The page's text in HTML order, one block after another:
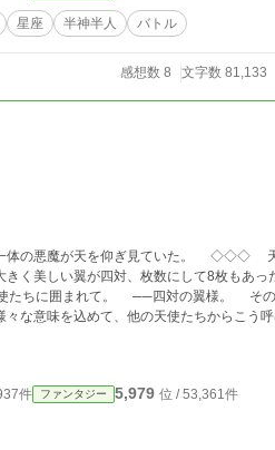
星座 半神半人 バトル
感想数 8 文字数 81,133
◇◇◇ 天界に一体の天使が生まれた。 子どもの容
きく美しい翼が四対、枚数にして8枚もあ
使たちに囲まれて。 ──四対の翼様。 そ
々な意味を込めて、他の天使たちからこ
件 ファンタジー 5,979 位 / 53,361件